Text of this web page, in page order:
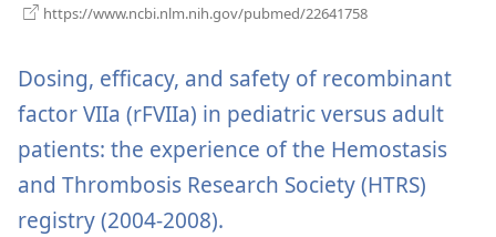
https://www.ncbi.nlm.nih.gov/pubmed/22641758
Dosing, efficacy, and safety of recombinant
factor VIIa (rFVIIa) in pediatric versus adult
patients: the experience of the Hemostasis
and Thrombosis Research Society (HTRS)
registry (2004-2008).